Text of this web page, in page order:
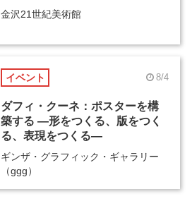
金沢21世紀美術館
イベント 8/4
ダフィ・クーネ：ポスターを構
築する ―形をつくる、版をつく
る、表現をつくる―
ギンザ・グラフィック・ギャラリー
（ggg）